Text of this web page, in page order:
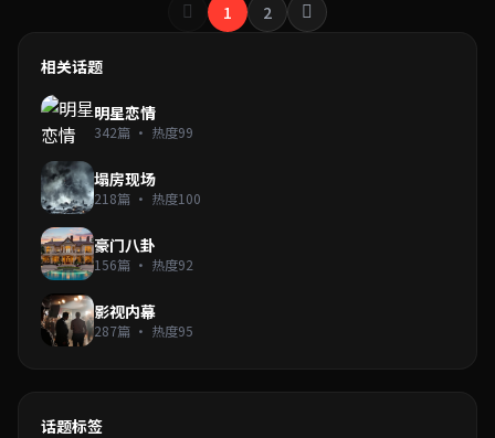
1 2
相关话题
明星恋情
342篇 · 热度99
塌房现场
218篇 · 热度100
豪门八卦
156篇 · 热度92
影视内幕
287篇 · 热度95
话题标签